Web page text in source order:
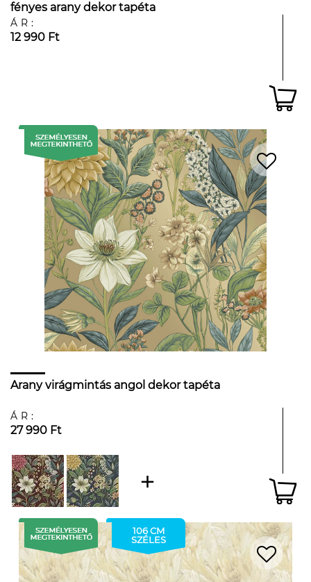
fényes arany dekor tapéta
ÁR:
12 990 Ft
Arany virágmintás angol dekor tapéta
ÁR:
27 990 Ft
106 CM
SZÉLES